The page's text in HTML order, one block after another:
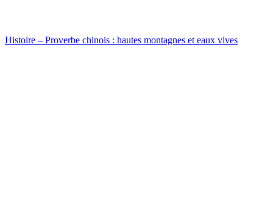
Histoire – Proverbe chinois : hautes montagnes et eaux vives